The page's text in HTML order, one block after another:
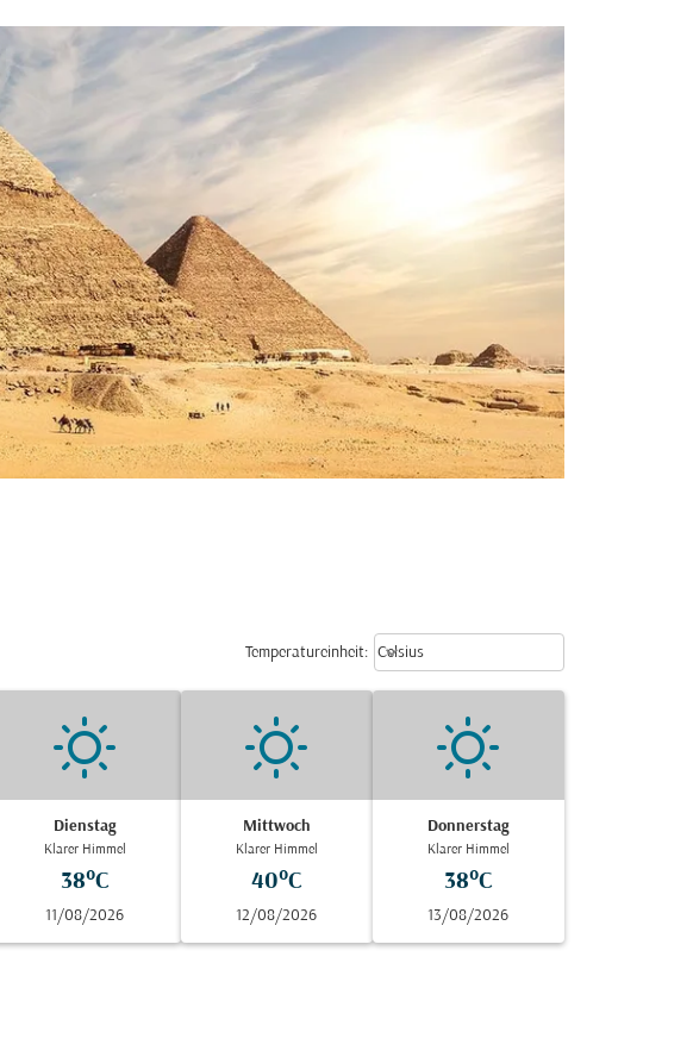
Temperatureinheit: Weather unit option Celsius
Celsius
keyboard_arrow_down
Dienstag
Klarer Himmel
38°C
11/08/2026
Mittwoch
Klarer Himmel
40°C
12/08/2026
Donnerstag
Klarer Himmel
38°C
13/08/2026